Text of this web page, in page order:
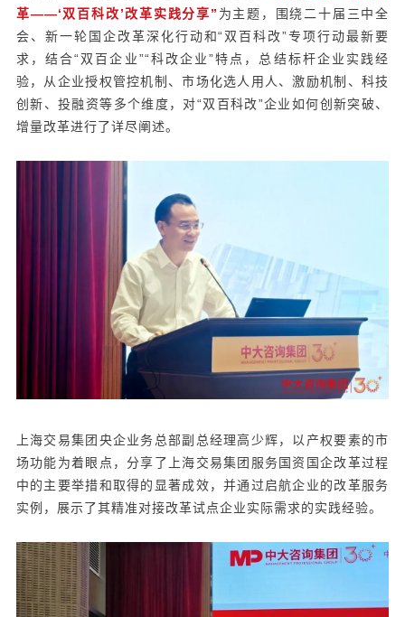
革——‘双百科改’改革实践分享” 为主题，围绕二十届三中全
会、新一轮国企改革深化行动和“双百科改”专项行动最新要
求，结合“双百企业”“科改企业”特点，总结标杆企业实践经
验，从企业授权管控机制、市场化选人用人、激励机制、科技
创新、投融资等多个维度，对“双百科改”企业如何创新突破、
增量改革进行了详尽阐述。
上海交易集团央企业务总部副总经理高少辉，以产权要素的市
场功能为着眼点，分享了上海交易集团服务国资国企改革过程
中的主要举措和取得的显著成效，并通过启航企业的改革服务
实例，展示了其精准对接改革试点企业实际需求的实践经验。